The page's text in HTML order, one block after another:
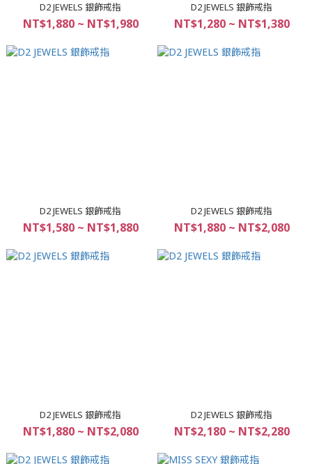
D2 JEWELS 銀飾戒指
NT$1,880 ~ NT$1,980
D2 JEWELS 銀飾戒指
NT$1,280 ~ NT$1,380
D2 JEWELS 銀飾戒指
NT$1,580 ~ NT$1,880
D2 JEWELS 銀飾戒指
NT$1,880 ~ NT$2,080
D2 JEWELS 銀飾戒指
NT$1,880 ~ NT$2,080
D2 JEWELS 銀飾戒指
NT$2,180 ~ NT$2,280